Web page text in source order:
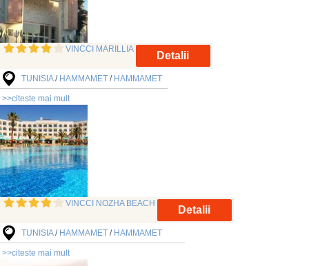
VINCCI MARILLIA
Detalii
TUNISIA/ HAMMAMET / HAMMAMET
>>citeste mai mult
VINCCI NOZHA BEACH
Detalii
TUNISIA/ HAMMAMET / HAMMAMET
>>citeste mai mult